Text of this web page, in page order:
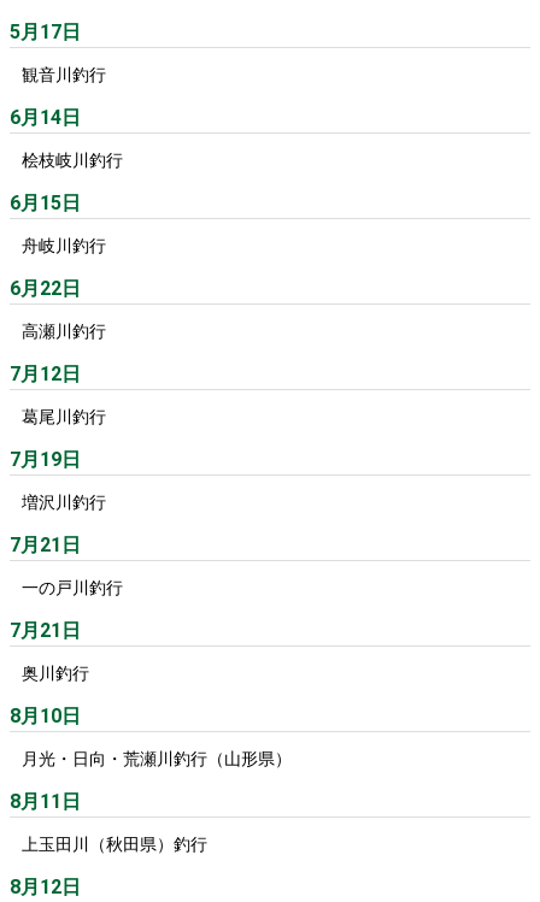
5月17日
観音川釣行
6月14日
桧枝岐川釣行
6月15日
舟岐川釣行
6月22日
高瀬川釣行
7月12日
葛尾川釣行
7月19日
増沢川釣行
7月21日
一の戸川釣行
7月21日
奥川釣行
8月10日
月光・日向・荒瀬川釣行（山形県）
8月11日
上玉田川（秋田県）釣行
8月12日